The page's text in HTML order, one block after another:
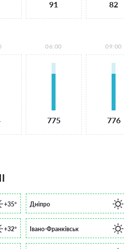
91 82
06:00
775
09:00
776
+35° Дніпро
+32° Івано-Франківськ